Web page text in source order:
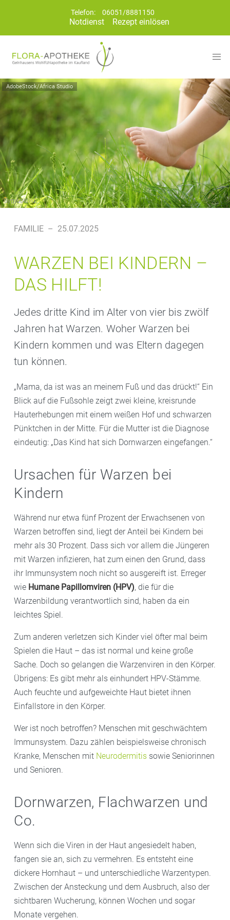
Telefon: 06051/8881150
Notdienst Rezept einlösen
AdobeStock/Africa Studio
Symbolbild
FAMILIE – 25.07.2025
WARZEN BEI KINDERN –
DAS HILFT!
Jedes dritte Kind im Alter von vier bis zwölf
Jahren hat Warzen. Woher Warzen bei
Kindern kommen und was Eltern dagegen
tun können.
„Mama, da ist was an meinem Fuß und das drückt!“ Ein
Blick auf die Fußsohle zeigt zwei kleine, kreisrunde
Hauterhebungen mit einem weißen Hof und schwarzen
Pünktchen in der Mitte. Für die Mutter ist die Diagnose
eindeutig: „Das Kind hat sich Dornwarzen eingefangen.“
Ursachen für Warzen bei
Kindern
Während nur etwa fünf Prozent der Erwachsenen von
Warzen betroffen sind, liegt der Anteil bei Kindern bei
mehr als 30 Prozent. Dass sich vor allem die Jüngeren
mit Warzen infizieren, hat zum einen den Grund, dass
ihr Immunsystem noch nicht so ausgereift ist. Erreger
wie Humane Papillomviren (HPV), die für die
Warzenbildung verantwortlich sind, haben da ein
leichtes Spiel.
Zum anderen verletzen sich Kinder viel öfter mal beim
Spielen die Haut – das ist normal und keine große
Sache. Doch so gelangen die Warzenviren in den Körper.
Übrigens: Es gibt mehr als einhundert HPV-Stämme.
Auch feuchte und aufgeweichte Haut bietet ihnen
Einfallstore in den Körper.
Wer ist noch betroffen? Menschen mit geschwächtem
Immunsystem. Dazu zählen beispielsweise chronisch
Kranke, Menschen mit Neurodermitis sowie Seniorinnen
und Senioren.
Dornwarzen, Flachwarzen und
Co.
Wenn sich die Viren in der Haut angesiedelt haben,
fangen sie an, sich zu vermehren. Es entsteht eine
dickere Hornhaut – und unterschiedliche Warzentypen.
Zwischen der Ansteckung und dem Ausbruch, also der
sichtbaren Wucherung, können Wochen und sogar
Monate vergehen.